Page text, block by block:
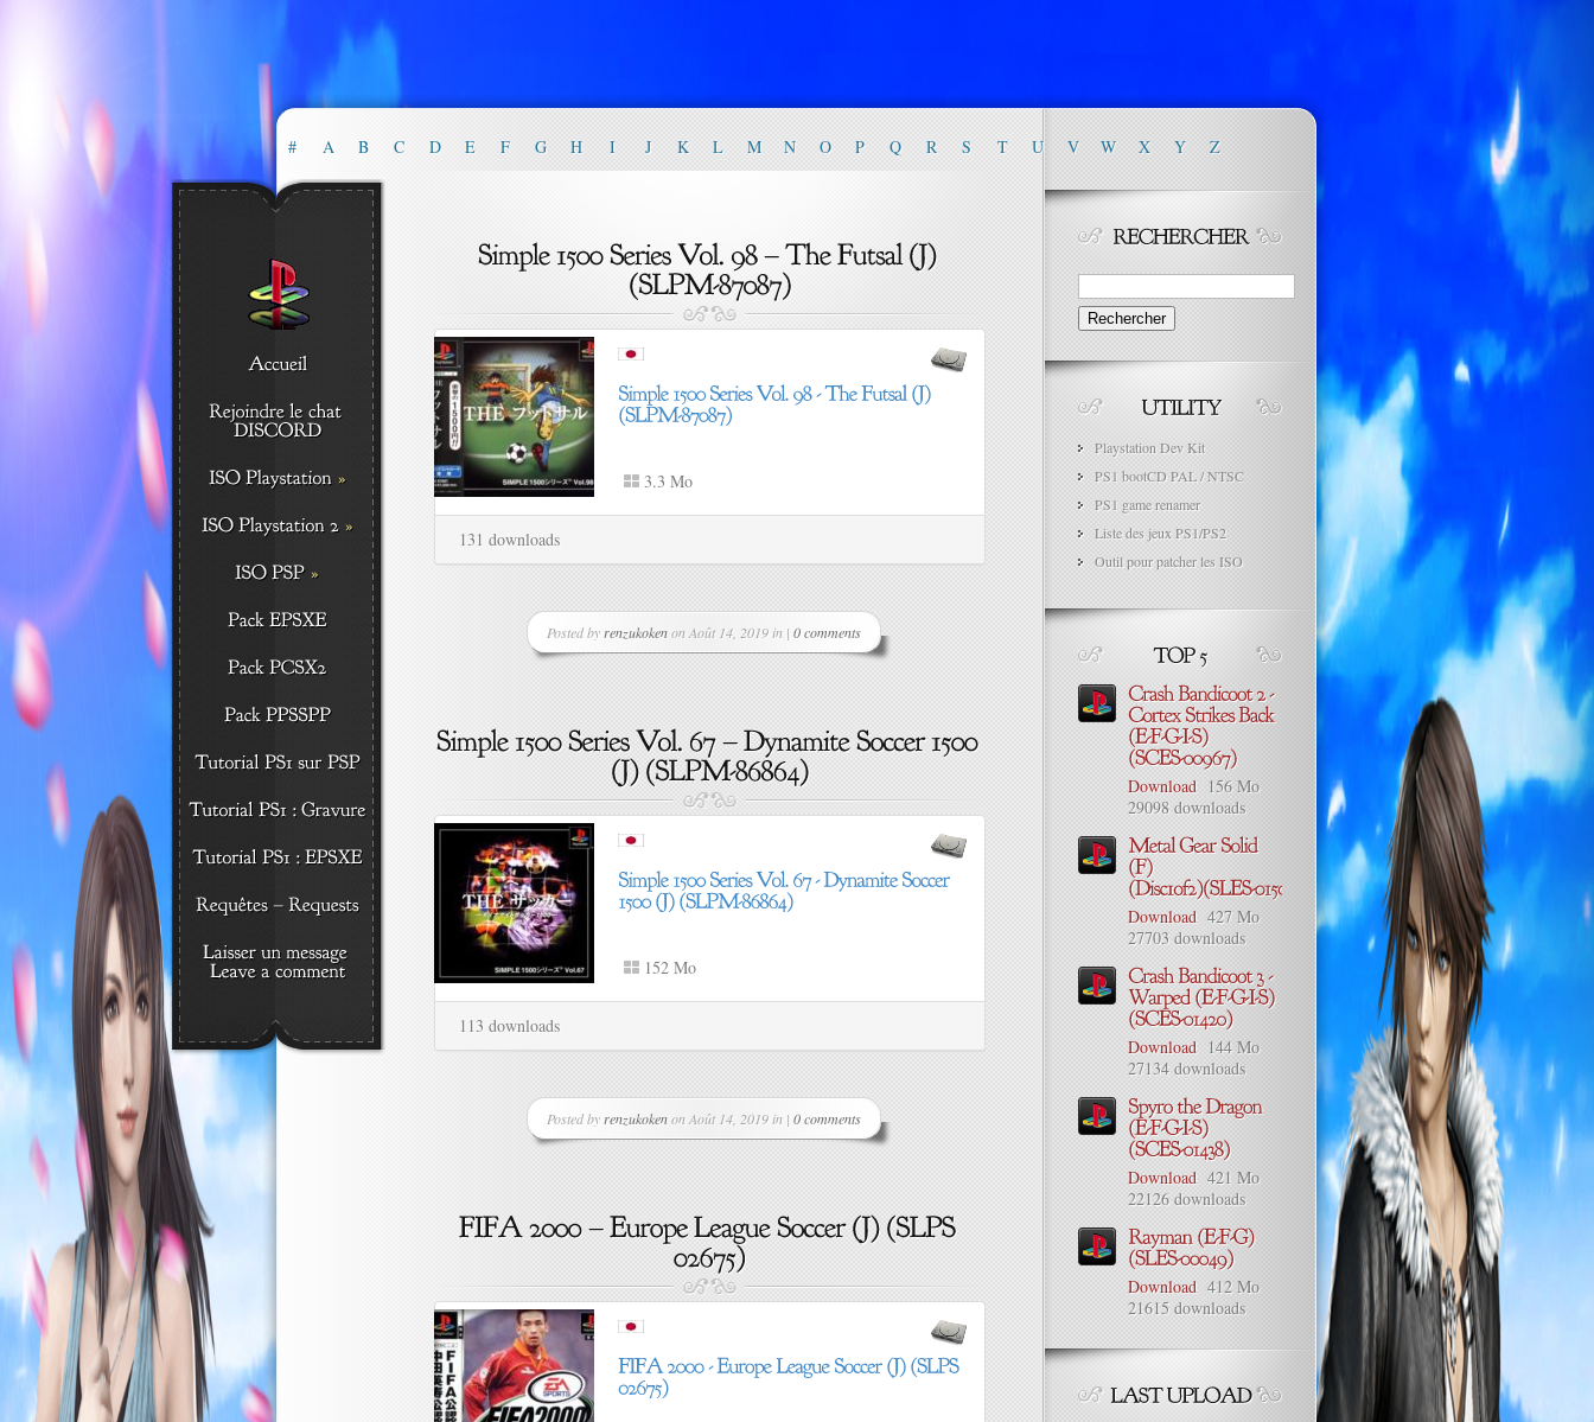
# A B C D E F G H I J K L M N O P Q R S T U V W X Y Z
3.3 Mo
131 downloads
Posted by renzukokenon Août 14, 2019 in | 0 comments
152 Mo
113 downloads
Posted by renzukokenon Août 14, 2019 in | 0 comments
Rechercher :
Playstation Dev Kit
PS1 bootCD PAL / NTSC
PS1 game renamer
Liste des jeux PS1/PS2
Outil pour patcher les ISO
Download 156 Mo
29098 downloads
Download 427 Mo
27703 downloads
Download 144 Mo
27134 downloads
Download 421 Mo
22126 downloads
Download 412 Mo
21615 downloads